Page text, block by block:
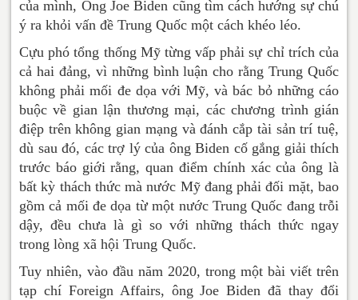
của mình, Ông Joe Biden cũng tìm cách hướng sự chú
ý ra khỏi vấn đề Trung Quốc một cách khéo léo.
Cựu phó tổng thống Mỹ từng vấp phải sự chỉ trích của
cả hai đảng, vì những bình luận cho rằng Trung Quốc
không phải mối đe dọa với Mỹ, và bác bỏ những cáo
buộc về gian lận thương mại, các chương trình gián
điệp trên không gian mạng và đánh cắp tài sản trí tuệ,
dù sau đó, các trợ lý của ông Biden cố gắng giải thích
trước báo giới rằng, quan điểm chính xác của ông là
bất kỳ thách thức mà nước Mỹ đang phải đối mặt, bao
gồm cả mối đe dọa từ một nước Trung Quốc đang trỗi
dậy, đều chưa là gì so với những thách thức ngay
trong lòng xã hội Trung Quốc.
Tuy nhiên, vào đầu năm 2020, trong một bài viết trên
tạp chí Foreign Affairs, ông Joe Biden đã thay đổi